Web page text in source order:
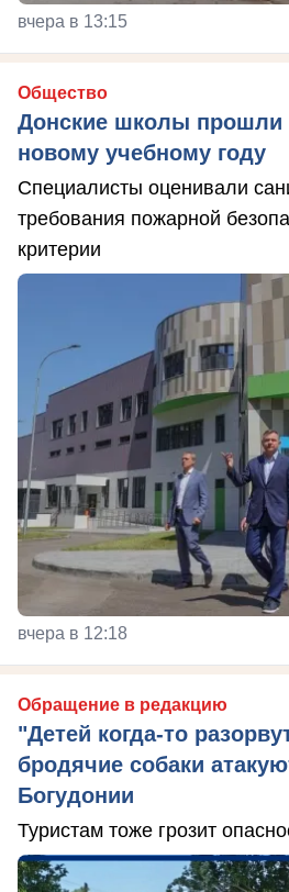
вчера в 13:15
Общество
Донские школы прошли
новому учебному году
Специалисты оценивали
требования пожарной
критерии
вчера в 12:18
Обращение в редакцию
"Детей когда-то
бродячие собаки
Богудонии
Туристам тоже грозит